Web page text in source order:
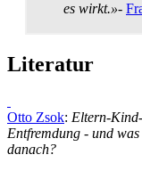
es wirkt.»-
Literatur
Otto Zsok: Eltern-Kind-
Entfremdung - und was
danach?